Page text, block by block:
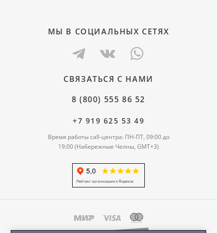
МЫ В СОЦИАЛЬНЫХ СЕТЯХ
СВЯЗАТЬСЯ С НАМИ
8 (800) 555 86 52
+7 919 625 53 49
Время работы call-центра: ПН-ПТ, 09:00 до
19:00 (Набережные Челны, GMT+3)